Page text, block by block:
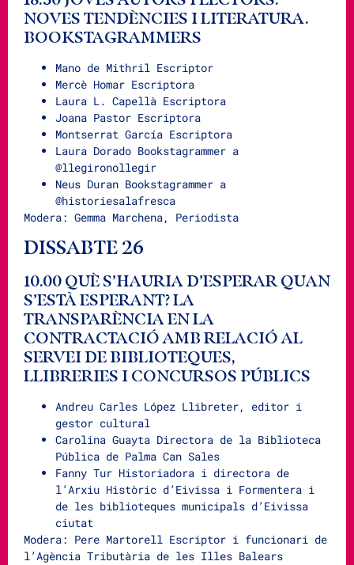
NOVES TENDÈNCIES I LITERATURA.
BOOKSTAGRAMMERS
Mano de Mithril Escriptor
Mercè Homar Escriptora
Laura L. Capellà Escriptora
Joana Pastor Escriptora
Montserrat García Escriptora
Laura Dorado Bookstagrammer a
@llegironollegir
Neus Duran Bookstagrammer a
@historiesalafresca
Modera: Gemma Marchena, Periodista
DISSABTE 26
10.00 QUÈ S’HAURIA D’ESPERAR QUAN
S’ESTÀ ESPERANT? LA
TRANSPARÈNCIA EN LA
CONTRACTACIÓ AMB RELACIÓ AL
SERVEI DE BIBLIOTEQUES,
LLIBRERIES I CONCURSOS PÚBLICS
Andreu Carles López Llibreter, editor i
gestor cultural
Carolina Guayta Directora de la Biblioteca
Pública de Palma Can Sales
Fanny Tur Historiadora i directora de
l’Arxiu Històric d’Eivissa i Formentera i
de les biblioteques municipals d’Eivissa
ciutat
Modera: Pere Martorell Escriptor i funcionari de
l’Agència Tributària de les Illes Balears